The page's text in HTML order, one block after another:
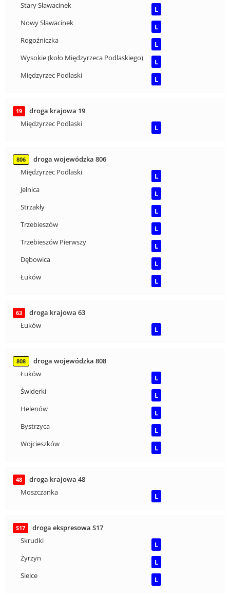
Stary Sławacinek
L
Nowy Sławacinek
L
Rogoźniczka
L
Wysokie (koło Międzyrzeca Podlaskiego)
L
Międzyrzec Podlaski
L
19
droga krajowa 19
Międzyrzec Podlaski
L
806
droga wojewódzka 806
Międzyrzec Podlaski
L
Jelnica
L
Strzakły
L
Trzebieszów
L
Trzebieszów Pierwszy
L
Dębowica
L
Łuków
L
63
droga krajowa 63
Łuków
L
808
droga wojewódzka 808
Łuków
L
Świderki
L
Helenów
L
Bystrzyca
L
Wojcieszków
L
48
droga krajowa 48
Moszczanka
L
S17
droga ekspresowa S17
Skrudki
L
Żyrzyn
L
Sielce
L